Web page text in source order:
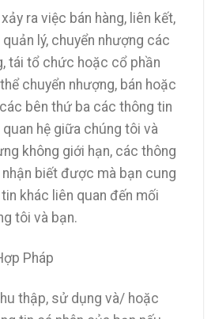
ra việc bán hàng, liên kết,
lý, chuyển nhượng các
tái tổ chức hoặc cổ phần
chuyển nhượng, bán hoặc
bên thứ ba các thông tin
quan hệ giữa chúng tôi và
không giới hạn, các thông
biết được mà bạn cung
khác liên quan đến mối
tôi và bạn.
Pháp
thập, sử dụng và/ hoặc